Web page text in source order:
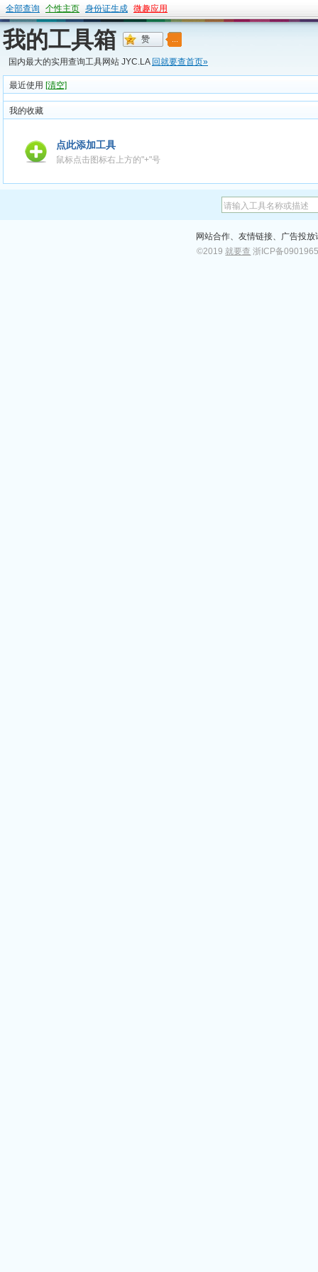
全部查询 个性主页 身份证生成 微趣应用
我的工具箱
国内最大的实用查询工具网站 JYC.LA 回就要查首页»
最近使用 [清空]
我的收藏
点此添加工具
鼠标点击图标右上方的"+"号
网站合作、友情链接、广告投
©2019就要查 浙ICP备